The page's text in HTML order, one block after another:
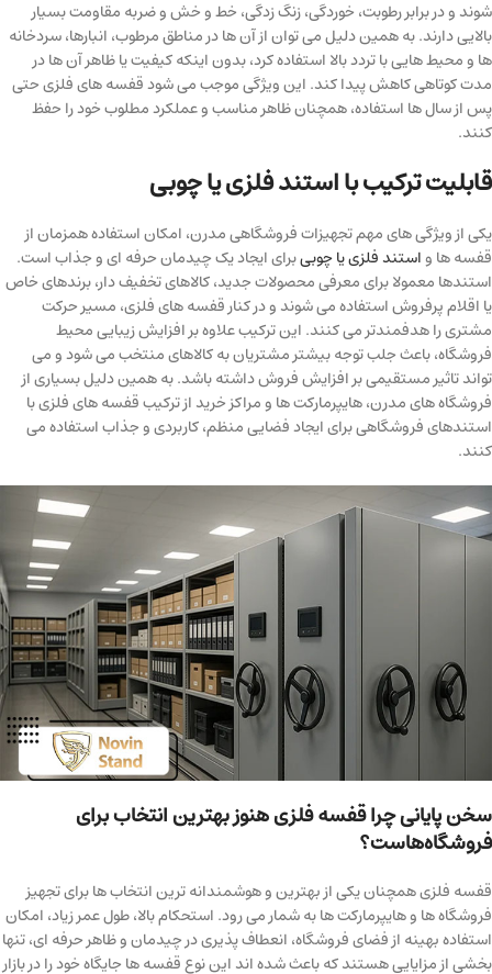
شوند و در برابر رطوبت، خوردگی، زنگ زدگی، خط و خش و ضربه مقاومت بسیار
بالایی دارند. به همین دلیل می توان از آن ها در مناطق مرطوب، انبارها، سردخانه
ها و محیط هایی با تردد بالا استفاده کرد، بدون اینکه کیفیت یا ظاهر آن ها در
مدت کوتاهی کاهش پیدا کند. این ویژگی موجب می شود قفسه های فلزی حتی
پس از سال ها استفاده، همچنان ظاهر مناسب و عملکرد مطلوب خود را حفظ
کنند.
قابلیت ترکیب با استند فلزی یا چوبی
یکی از ویژگی های مهم تجهیزات فروشگاهی مدرن، امکان استفاده همزمان از
قفسه ها واستند فلزی یا چوبیبرای ایجاد یک چیدمان حرفه ای و جذاب است.
استندها معمولا برای معرفی محصولات جدید، کالاهای تخفیف دار، برندهای خاص
یا اقلام پرفروش استفاده می شوند و در کنار قفسه های فلزی، مسیر حرکت
مشتری را هدفمندتر می کنند. این ترکیب علاوه بر افزایش زیبایی محیط
فروشگاه، باعث جلب توجه بیشتر مشتریان به کالاهای منتخب می شود و می
تواند تاثیر مستقیمی بر افزایش فروش داشته باشد. به همین دلیل بسیاری از
فروشگاه های مدرن، هایپرمارکت ها و مراکز خرید از ترکیب قفسه های فلزی با
استندهای فروشگاهی برای ایجاد فضایی منظم، کاربردی و جذاب استفاده می
کنند.
سخن پایانی چرا قفسه فلزی هنوز بهترین انتخاب برای
فروشگاه‌هاست؟
قفسه فلزی همچنان یکی از بهترین و هوشمندانه ترین انتخاب ها برای تجهیز
فروشگاه ها و هایپرمارکت ها به شمار می رود. استحکام بالا، طول عمر زیاد، امکان
استفاده بهینه از فضای فروشگاه، انعطاف پذیری در چیدمان و ظاهر حرفه ای، تنها
بخشی از مزایایی هستند که باعث شده اند این نوع قفسه ها جایگاه خود را در بازار